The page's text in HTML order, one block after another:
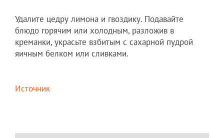
Удалите цедру лимона и гвоздику. Подавайте
блюдо горячим или холодным, разложив в
креманки, украсьте взбитым с сахарной пудрой
яичным белком или сливками.
Источник